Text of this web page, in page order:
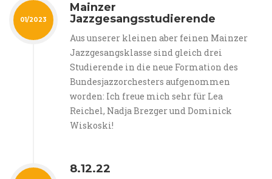
01/2023
Mainzer
Jazzgesangsstudierende
Aus unserer kleinen aber feinen Mainzer
Jazzgesangsklasse sind gleich drei
Studierende in die neue Formation des
Bundesjazzorchesters aufgenommen
worden: Ich freue mich sehr für Lea
Reichel, Nadja Brezger und Dominick
Wiskoski!
8.12.22